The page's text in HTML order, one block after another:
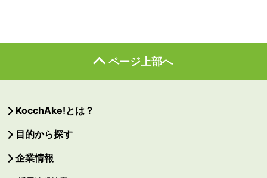
ページ上部へ
KocchAke!とは？
目的から探す
企業情報